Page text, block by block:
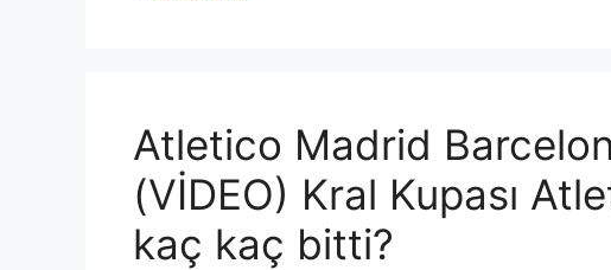
Atletico Madrid
(VİDEO) Kral Kupası
kaç kaç bitti?